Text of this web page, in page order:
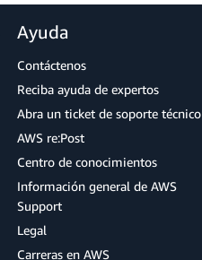
Ayuda
Contáctenos
Reciba ayuda de expertos
Abra un ticket de soporte técnico
AWS re:Post
Centro de conocimientos
Información general de AWS
Support
Legal
Carreras en AWS